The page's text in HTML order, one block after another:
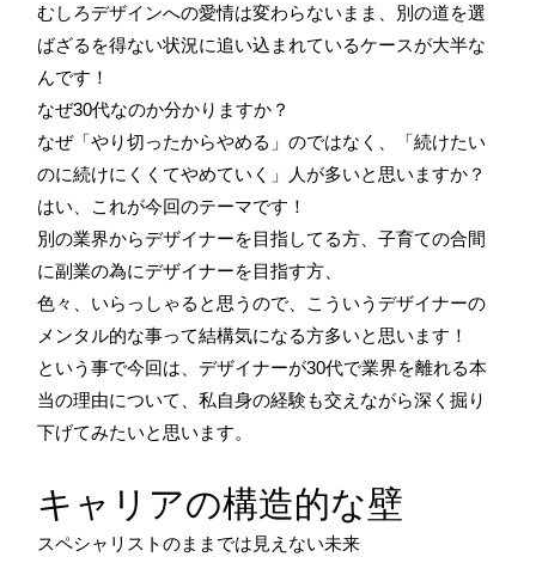
むしろデザインへの愛情は変わらないまま、別の道を選
ばざるを得ない状況に追い込まれているケースが大半な
んです！
なぜ30代なのか分かりますか？
なぜ「やり切ったからやめる」のではなく、「続けたい
のに続けにくくてやめていく」人が多いと思いますか？
はい、これが今回のテーマです！
別の業界からデザイナーを目指してる方、子育ての合間
に副業の為にデザイナーを目指す方、
色々、いらっしゃると思うので、こういうデザイナーの
メンタル的な事って結構気になる方多いと思います！
という事で今回は、デザイナーが30代で業界を離れる本
当の理由について、私自身の経験も交えながら深く掘り
下げてみたいと思います。
キャリアの構造的な壁
スペシャリストのままでは見えない未来